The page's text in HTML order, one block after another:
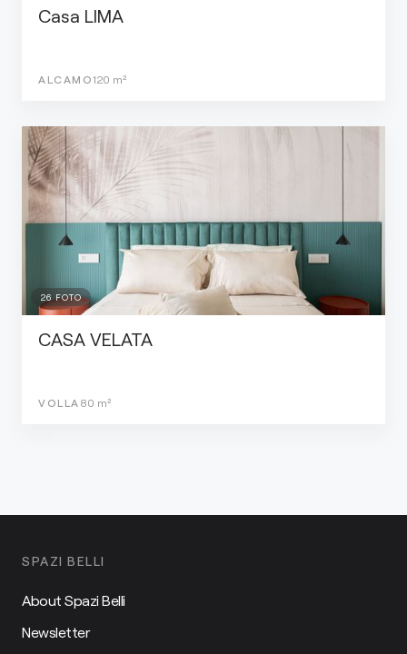
Casa LIMA
ALCAMO120 m²
26 FOTO
CASA VELATA
VOLLA 80 m²
SPAZI BELLI
About Spazi Belli
Newsletter